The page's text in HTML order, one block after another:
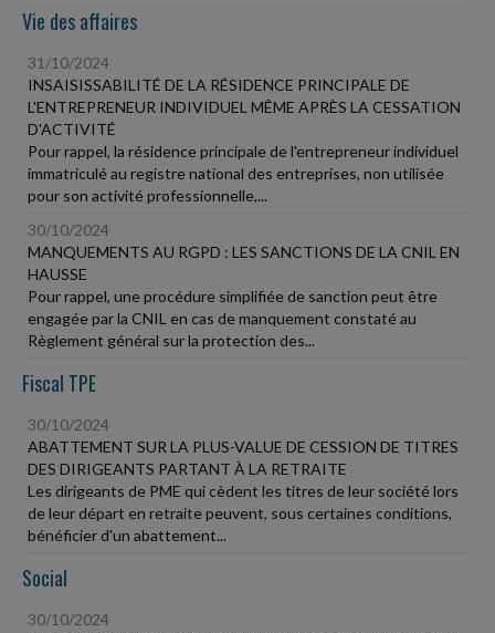
Vie des affaires
31/10/2024
INSAISISSABILITÉ DE LA RÉSIDENCE PRINCIPALE DE
L'ENTREPRENEUR INDIVIDUEL MÊME APRÈS LA CESSATION
D'ACTIVITÉ
Pour rappel, la résidence principale de l'entrepreneur individuel
immatriculé au registre national des entreprises, non utilisée
pour son activité professionnelle,...
30/10/2024
MANQUEMENTS AU RGPD : LES SANCTIONS DE LA CNIL EN
HAUSSE
Pour rappel, une procédure simplifiée de sanction peut être
engagée par la CNIL en cas de manquement constaté au
Règlement général sur la protection des...
Fiscal TPE
30/10/2024
ABATTEMENT SUR LA PLUS-VALUE DE CESSION DE TITRES
DES DIRIGEANTS PARTANT À LA RETRAITE
Les dirigeants de PME qui cèdent les titres de leur société lors
de leur départ en retraite peuvent, sous certaines conditions,
bénéficier d'un abattement...
Social
30/10/2024